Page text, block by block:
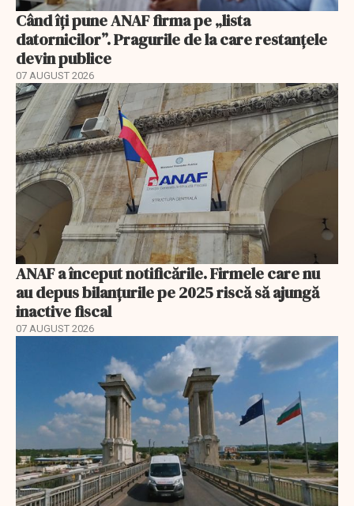
Când îți pune ANAF firma pe „lista
datornicilor”. Pragurile de la care restanțele
devin publice
07 AUGUST 2026
ANAF a început notificările. Firmele care nu
au depus bilanțurile pe 2025 riscă să ajungă
inactive fiscal
07 AUGUST 2026